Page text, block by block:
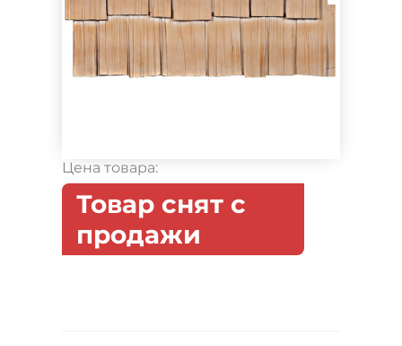
Цена товара:
Товар снят с
продажи